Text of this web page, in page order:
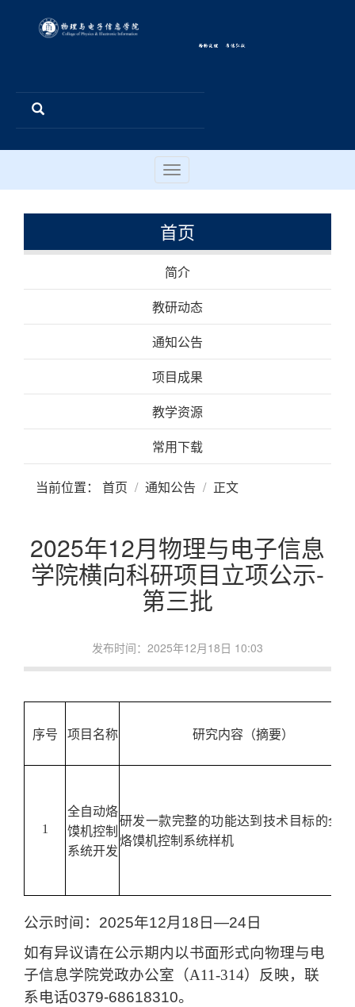
Toggle
navigation
首页
简介
教研动态
通知公告
项目成果
教学资源
常用下载
当前位置： 首页 通知公告 正文
2025年12月物理与电子信息
学院横向科研项目立项公示-
第三批
发布时间：2025年12月18日 10:03
序号 项目名称 研究内容（摘要）
1
全自动烙
馍机控制
系统开发
研发一款完整的功能达到技术目标的全
烙馍机控制系统样机
公示时间 ： 2025年12月 18 日—24 日
如有异议请在公示期内以书面形式向物理与电
子信息学院党政办公室（A11-314） 反映，联
系电话0379-68618310。